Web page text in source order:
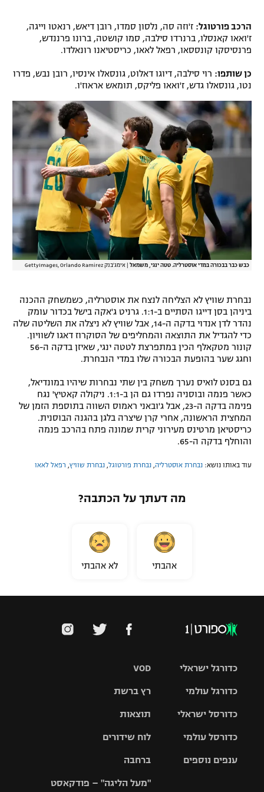
הרכב פורטוגל: ז'וזה סה, נלסון סמדו, רובן דיאש, רנאטו וייגה,
ז'ואאו קאנסלו, ברנרדו סילבה, סמו קושטה, ברונו פרננדש,
פרנסיסקו קונססאו, רפאל לאאו, כריסטיאנו רונאלדו.
כן שותפו: רוי סילבה, דיוגו דאלוט, גונסאלו אינסיו, רובן נבש, פדרו
נטו, גונסאלו גדש, ז'ואאו פליקס, תומאש אראוז'ו.
כבש כבר בבכורה במדי אוסטרליה. טטה ינגי, משמאל אימג'בנק GettyImages, Orlando Ramirez
נבחרת שוויץ לא הצליחה לנצח את אוסטרליה, כשמשחק ההכנה
ביניהן בסן דייגו הסתיים ב-1:1. גרניט ג'אקה בישל בכדור עומק
נהדר לדן אנדוי בדקה ה-14, אבל שוויץ לא ניצלה את השליטה שלה
כדי להגדיל את התוצאה והמחליפים של הסוקרוז דאגו לשוויון.
קונור מטקאלף הכין במתפרצת לטטה ינגי, שאיזן בדקה ה-56
וחגג שער בהופעת הבכורה שלו במדי הנבחרת.
גם בסנט לואיס נערך משחק בין שתי נבחרות שיהיו במונדיאל,
כאשר פנמה ובוסניה נפרדו גם הן ב-1:1. ניקולה קאטיץ' נגח
פנימה בדקה ה-23, אבל ג'ובאני ראמוס השווה בתוספת הזמן של
המחצית הראשונה, אחרי קרן שיצרה בלגן בהגנה הבוסנית.
כריסטיאן מרטינס מעירוני קרית שמונה פתח בהרכב פנמה
והוחלף בדקה ה-65.
עוד באותו נושא: נבחרת אוסטרליה נבחרת פורטוגל נבחרת שוויץ רפאל לאאו
מה דעתך על הכתבה?
אהבתי לא אהבתי
VOD
רץ ברשת
תוצאות
לוח שידורים
ברחבה
"מעל הליגה" – פודקאסט
כדורגל ישראלי
גביע הטוטו
כדורגל עולמי
האלופות
ליגה
כדורסל ישראלי
סל
כדורסל עולמי
ענפים נוספים